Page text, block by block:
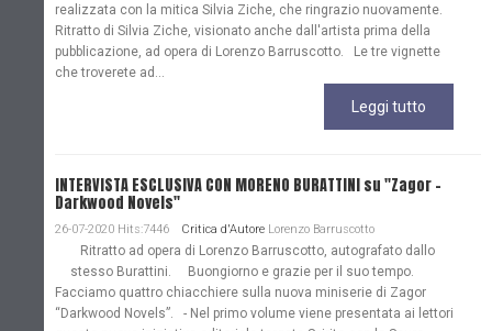
realizzata con la mitica Silvia Ziche, che ringrazio nuovamente.
Ritratto di Silvia Ziche, visionato anche dall'artista prima della
pubblicazione, ad opera di Lorenzo Barruscotto. Le tre vignette
che troverete ad...
Leggi tutto
INTERVISTA ESCLUSIVA CON MORENO BURATTINI su "Zagor -
Darkwood Novels"
26-07-2020 Hits:7446 Critica d'Autore Lorenzo Barruscotto
Ritratto ad opera di Lorenzo Barruscotto, autografato dallo
stesso Burattini. Buongiorno e grazie per il suo tempo.
Facciamo quattro chiacchiere sulla nuova miniserie di Zagor
“Darkwood Novels”. - Nel primo volume viene presentata ai lettori